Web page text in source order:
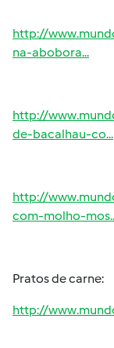
http://
na-abobora...
http://
de-bacalhau-co...
http://
com-molho-
Pratos de carne:
http://